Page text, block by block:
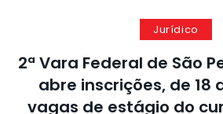
Jurídico
2ª Vara Federal de São
abre inscrições, de 18
vagas de estágio do